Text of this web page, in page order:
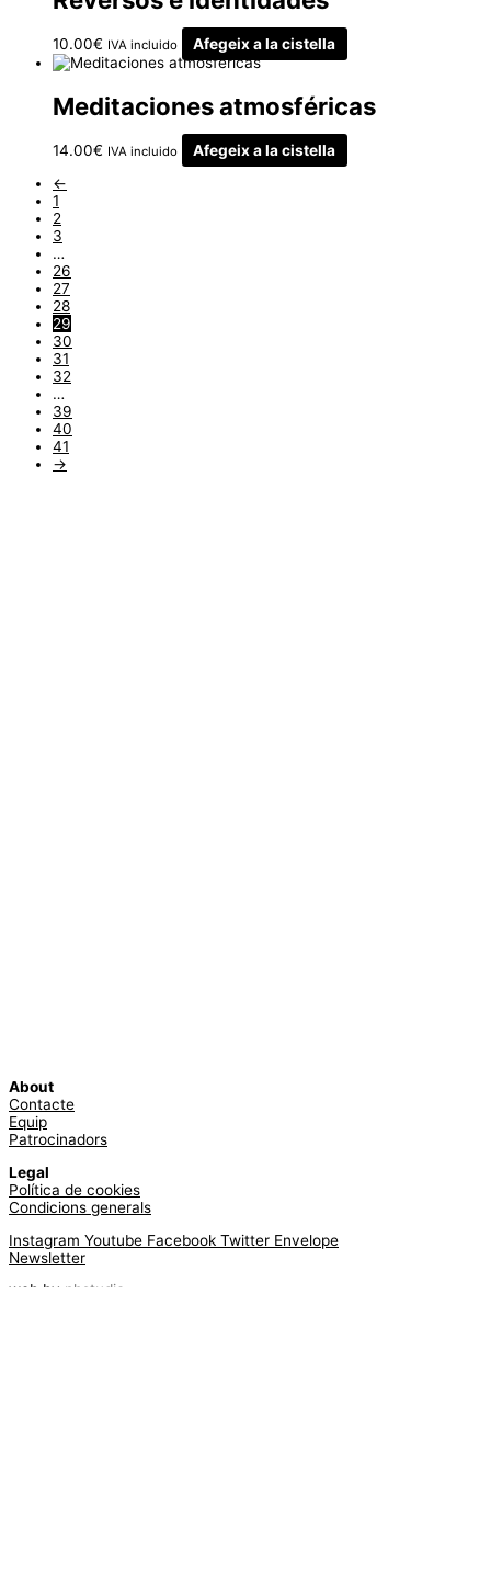
10.00€ IVA incluido Afegeix a la cistella
Meditaciones atmosféricas
14.00€ IVA incluido
Afegeix a la cistella
←
1
2
3
…
26
27
28
29
30
31
32
…
39
40
41
→
About
Contacte
Equip
Patrocinadors
Legal
Política de cookies
Condicions generals
Instagram Youtube Facebook Twitter Envelope
Newsletter
web by phstudio